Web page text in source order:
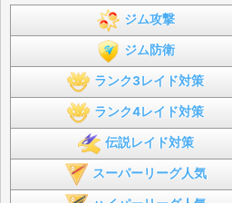
ジム攻撃
ジム防衛
ランク3レイド対策
ランク4レイド対策
伝説レイド対策
スーパーリーグ人気